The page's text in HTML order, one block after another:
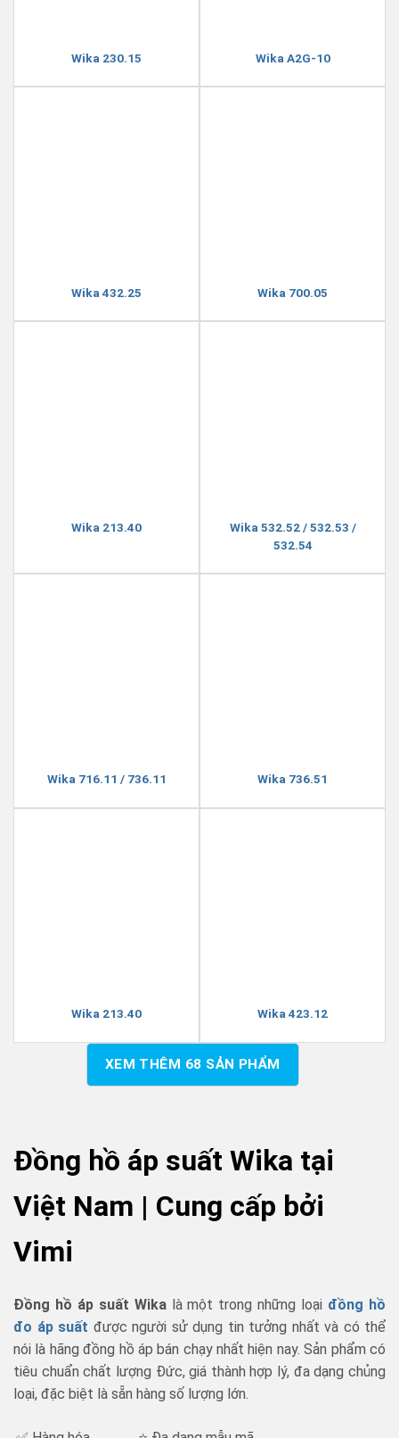
Wika 230.15 Wika A2G-10
Wika 432.25 Wika 700.05
Wika 213.40
Wika 532.52 / 532.53 /
532.54
Wika 716.11 / 736.11 Wika 736.51
Wika 213.40 Wika 423.12
XEM THÊM 68 SẢN PHẨM
Đồng hồ áp suất Wika tại
Việt Nam | Cung cấp bởi
Vimi
Đồng hồ áp suất Wikalà một trong những loại đồng hồ
đo áp suất được người sử dụng tin tưởng nhất và có thể
nói là hãng đồng hồ áp bán chạy nhất hiện nay. Sản phẩm có
tiêu chuẩn chất lượng Đức, giá thành hợp lý, đa dạng chủng
loại, đặc biệt là sẵn hàng số lượng lớn.